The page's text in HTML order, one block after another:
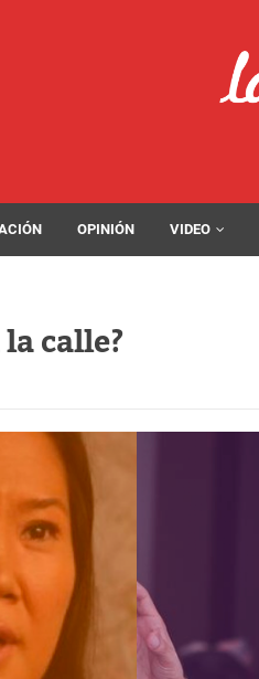
OPINIÓN VIDEO
calle?